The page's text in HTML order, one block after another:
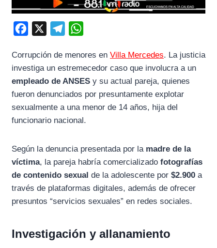
c
e
b
o
l
e
g
a
a
t
s
A
Corrupción de menores en Villa Mercedes. La justicia
investiga un estremecedor caso que involucra a un
empleado de ANSES y su actual pareja, quienes
fueron denunciados por presuntamente explotar
sexualmente a una menor de 14 años, hija del
funcionario nacional.
Según la denuncia presentada por la madre de la
víctima, la pareja habría comercializado fotografías
de contenido sexual de la adolescente por $2.900 a
través de plataformas digitales, además de ofrecer
presuntos “servicios sexuales” en redes sociales.
Investigación y allanamiento